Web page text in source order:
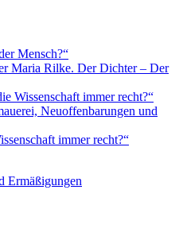
Mensch?“
Maria Rilke. Der Dichter – Der
Wissenschaft immer recht?“
Neuoffenbarungen und
immer recht?“
Ermäßigungen